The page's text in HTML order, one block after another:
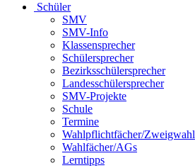
Schüler
SMV
SMV-Info
Klassensprecher
Schülersprecher
Bezirksschülersprecher
Landesschülersprecher
SMV-Projekte
Schule
Termine
Wahlpflichtfächer/Zweigwahl
Wahlfächer/AGs
Lerntipps